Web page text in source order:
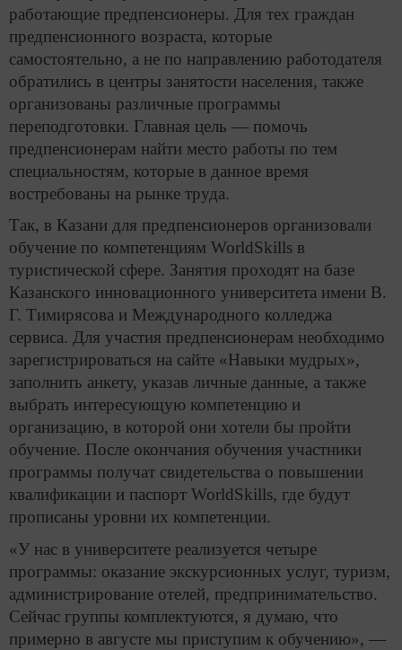
работающие предпенсионеры. Для тех граждан
предпенсионного возраста, которые
самостоятельно, а не по направлению работодателя
обратились в центры занятости населения, также
организованы различные программы
переподготовки. Главная цель — помочь
предпенсионерам найти место работы по тем
специальностям, которые в данное время
востребованы на рынке труда.
Так, в Казани для предпенсионеров организовали
обучение по компетенциям WorldSkills в
туристической сфере. Занятия проходят на базе
Казанского инновационного университета имени В.
Г. Тимирясова и Международного колледжа
сервиса. Для участия предпенсионерам необходимо
зарегистрироваться на сайте «Навыки мудрых»,
заполнить анкету, указав личные данные, а также
выбрать интересующую компетенцию и
организацию, в которой они хотели бы пройти
обучение. После окончания обучения участники
программы получат свидетельства о повышении
квалификации и паспорт WorldSkills, где будут
прописаны уровни их компетенции.
«У нас в университете реализуется четыре
программы: оказание экскурсионных услуг, туризм,
администрирование отелей, предпринимательство.
Сейчас группы комплектуются, я думаю, что
примерно в августе мы приступим к обучению», —